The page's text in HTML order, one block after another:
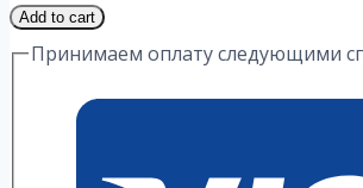
1
Часть
Add to cart
Принимаем оплату следующими